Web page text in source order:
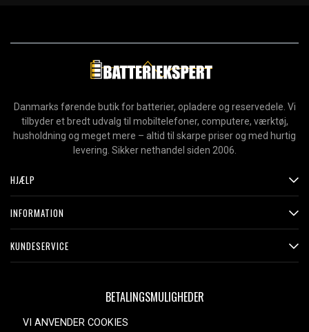
Danmarks førende butik for batterier, opladere og reservedele. Vi
tilbyder et bredt udvalg til mobiltelefoner, computere, værktøj,
husholdning og meget mere – altid til skarpe priser og med hurtig
levering. Sikker nethandel siden 2006.
HJÆLP
INFORMATION
KUNDESERVICE
BETALINGSMULIGHEDER
VI ANVENDER COOKIES